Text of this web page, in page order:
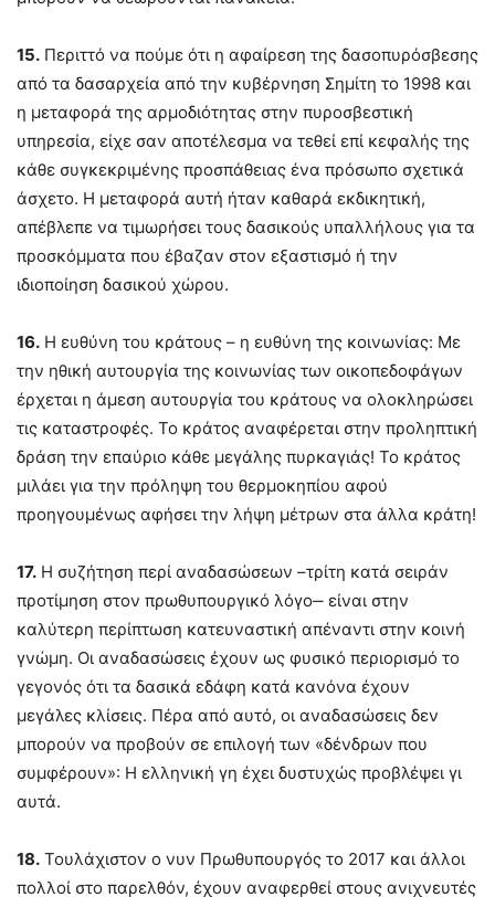
15. Περιττό να πούμε ότι η αφαίρεση της δασοπυρόσβεσης
από τα δασαρχεία από την κυβέρνηση Σημίτη το 1998 και
η μεταφορά της αρμοδιότητας στην πυροσβεστική
υπηρεσία, είχε σαν αποτέλεσμα να τεθεί επί κεφαλής της
κάθε συγκεκριμένης προσπάθειας ένα πρόσωπο σχετικά
άσχετο. Η μεταφορά αυτή ήταν καθαρά εκδικητική,
απέβλεπε να τιμωρήσει τους δασικούς υπαλλήλους για τα
προσκόμματα που έβαζαν στον εξαστισμό ή την
ιδιοποίηση δασικού χώρου.
16. Η ευθύνη του κράτους – η ευθύνη της κοινωνίας: Με
την ηθική αυτουργία της κοινωνίας των οικοπεδοφάγων
έρχεται η άμεση αυτουργία του κράτους να ολοκληρώσει
τις καταστροφές. Το κράτος αναφέρεται στην προληπτική
δράση την επαύριο κάθε μεγάλης πυρκαγιάς! Το κράτος
μιλάει για την πρόληψη του θερμοκηπίου αφού
προηγουμένως αφήσει την λήψη μέτρων στα άλλα κράτη!
17. Η συζήτηση περί αναδασώσεων –τρίτη κατά σειράν
προτίμηση στον πρωθυπουργικό λόγο‒ είναι στην
καλύτερη περίπτωση κατευναστική απέναντι στην κοινή
γνώμη. Οι αναδασώσεις έχουν ως φυσικό περιορισμό το
γεγονός ότι τα δασικά εδάφη κατά κανόνα έχουν
μεγάλες κλίσεις. Πέρα από αυτό, οι αναδασώσεις δεν
μπορούν να προβούν σε επιλογή των «δένδρων που
συμφέρουν»: Η ελληνική γη έχει δυστυχώς προβλέψει γι
αυτά.
18. Τουλάχιστον ο νυν Πρωθυπουργός το 2017 και άλλοι
πολλοί στο παρελθόν, έχουν αναφερθεί στους ανιχνευτές